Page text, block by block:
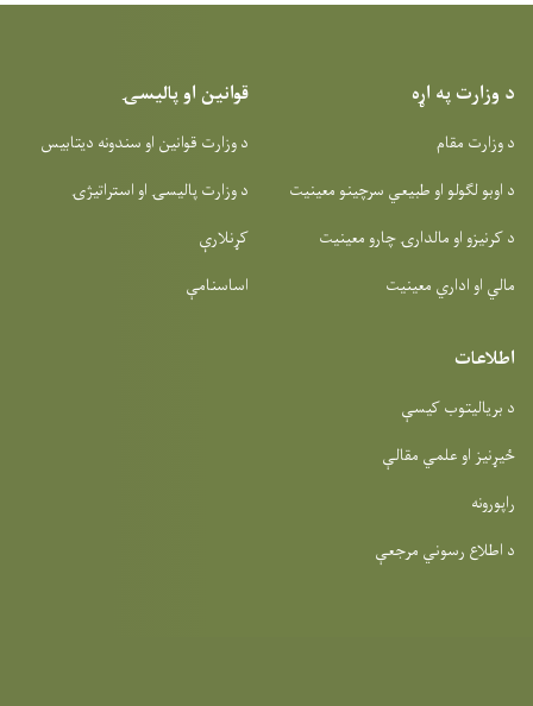
د وزارت په اړه
د وزارت مقام
د اوبو لګولو او طبیعي سرچینو معینیت
د کرنیزو او مالدارۍ چارو معینیت
مالي او اداري معینیت
قوانین او پالیسۍ
د وزارت قوانین او سندونه دیتابیس
د وزارت پالیسۍ او استراتیژۍ
کړنلارې
اساسنامې
اطلاعات
د بریالیتوب کیسې
ځیړنیز او علمي مقالې
راپورونه
د اطلاع رسوني مرجعې